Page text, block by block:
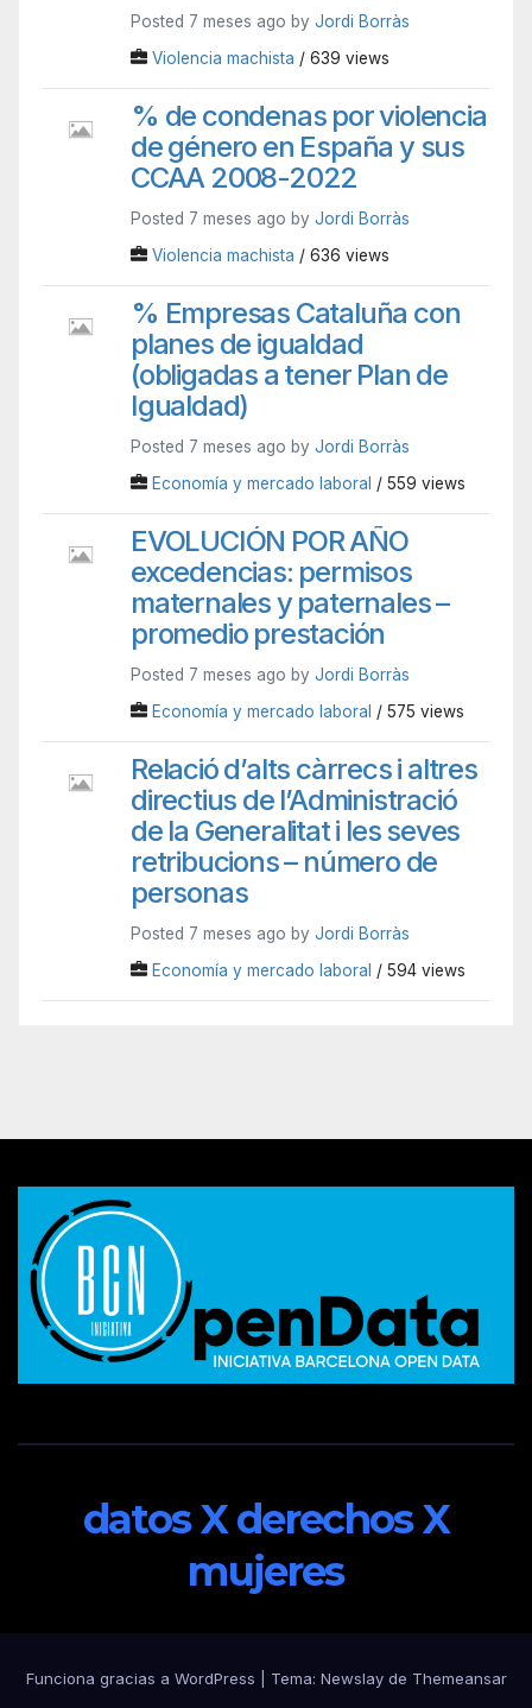
Posted 7 meses ago by Jordi Borràs
Violencia machista / 639 views
% de condenas por violencia
de género en España y sus
CCAA 2008-2022
Posted 7 meses ago by Jordi Borràs
Violencia machista / 636 views
% Empresas Cataluña con
planes de igualdad
(obligadas a tener Plan de
Igualdad)
Posted 7 meses ago by Jordi Borràs
Economía y mercado laboral / 559 views
EVOLUCIÓN POR AÑO
excedencias: permisos
maternales y paternales –
promedio prestación
Posted 7 meses ago by Jordi Borràs
Economía y mercado laboral / 575 views
Relació d’alts càrrecs i altres
directius de l’Administració
de la Generalitat i les seves
retribucions – número de
personas
Posted 7 meses ago by Jordi Borràs
Economía y mercado laboral / 594 views
datos X derechos X
mujeres
Funciona gracias a WordPress Tema: Newslayde Themeansar